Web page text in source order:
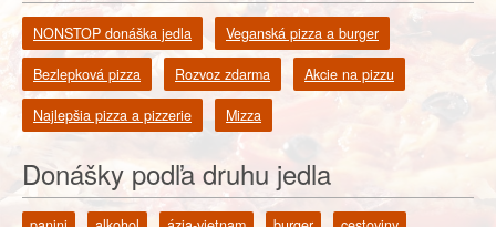
NONSTOP donáška jedla Veganská pizza a burger
Bezlepková pizza Rozvoz zdarma Akcie na pizzu
Najlepšia pizza a pizzerie Mizza
Donášky podľa druhu jedla